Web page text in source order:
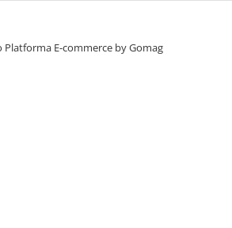
Platforma E-commerce by Gomag